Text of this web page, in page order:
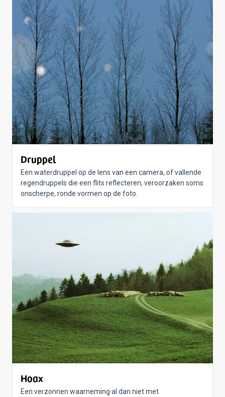
Druppel
Een waterdruppel op de lens van een camera, of vallende
regendruppels die een flits reflecteren, veroorzaken soms
onscherpe, ronde vormen op de foto.
Hoax
Een verzonnen waarneming al dan niet met